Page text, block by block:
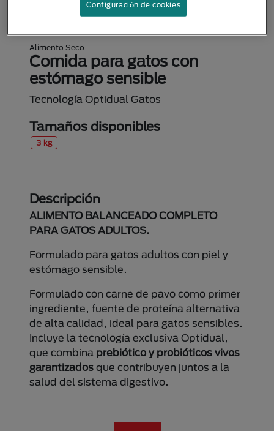
Alimento Seco
Comida para gatos con
estómago sensible
Tecnología Optidual Gatos
Tamaños disponibles
3 kg
Descripción
ALIMENTO BALANCEADO COMPLETO
PARA GATOS ADULTOS.
Formulado para gatos adultos con piel y
estómago sensible.
Formulado con carne de pavo como primer
ingrediente, fuente de proteína alternativa
de alta calidad, ideal para gatos sensibles.
Incluye la tecnología exclusiva Optidual,
que combina prebiótico y probióticos vivos
garantizados que contribuyen juntos a la
salud del sistema digestivo.
Configuración de cookies